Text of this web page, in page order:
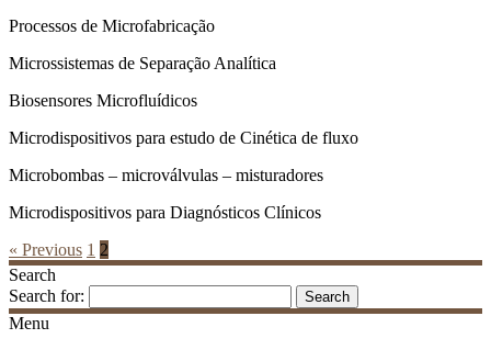
Processos de Microfabricação
Microssistemas de Separação Analítica
Biosensores Microfluídicos
Microdispositivos para estudo de Cinética de fluxo
Microbombas – microválvulas – misturadores
Microdispositivos para Diagnósticos Clínicos
« Previous 1 2
Search
Search for:
Menu